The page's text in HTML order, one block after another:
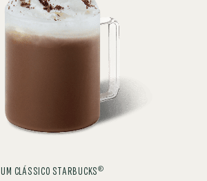
UM CLÁSSICO STARBUCKS ®